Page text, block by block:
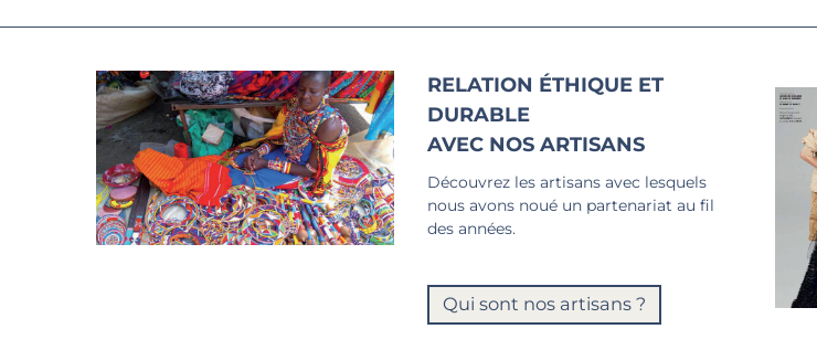
RELATION ÉTHIQUE ET
DURABLE
AVEC NOS ARTISANS
Découvrez les artisans avec lesquels
nous avons noué un partenariat au fil
des années.
Qui sont nos artisans ?